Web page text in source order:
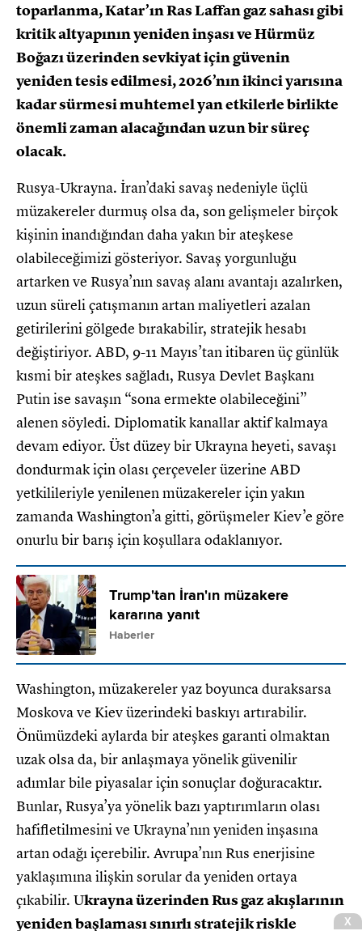
toparlanma, Katar’ın Ras Laffan gaz sahası gibi
kritik altyapının yeniden inşası ve Hürmüz
Boğazı üzerinden sevkiyat için güvenin
yeniden tesis edilmesi, 2026’nın ikinci yarısına
kadar sürmesi muhtemel yan etkilerle birlikte
önemli zaman alacağından uzun bir süreç
olacak.
Rusya-Ukrayna. İran’daki savaş nedeniyle üçlü
müzakereler durmuş olsa da, son gelişmeler birçok
kişinin inandığından daha yakın bir ateşkese
olabileceğimizi gösteriyor. Savaş yorgunluğu
artarken ve Rusya’nın savaş alanı avantajı azalırken,
uzun süreli çatışmanın artan maliyetleri azalan
getirilerini gölgede bırakabilir, stratejik hesabı
değiştiriyor. ABD, 9-11 Mayıs’tan itibaren üç günlük
kısmi bir ateşkes sağladı, Rusya Devlet Başkanı
Putin ise savaşın “sona ermekte olabileceğini”
alenen söyledi. Diplomatik kanallar aktif kalmaya
devam ediyor. Üst düzey bir Ukrayna heyeti, savaşı
dondurmak için olası çerçeveler üzerine ABD
yetkilileriyle yenilenen müzakereler için yakın
zamanda Washington’a gitti, görüşmeler Kiev’e göre
onurlu bir barış için koşullara odaklanıyor.
Trump'tan İran'ın müzakere
kararına yanıt
Haberler
Washington, müzakereler yaz boyunca duraksarsa
Moskova ve Kiev üzerindeki baskıyı artırabilir.
Önümüzdeki aylarda bir ateşkes garanti olmaktan
uzak olsa da, bir anlaşmaya yönelik güvenilir
adımlar bile piyasalar için sonuçlar doğuracaktır.
Bunlar, Rusya’ya yönelik bazı yaptırımların olası
hafifletilmesini ve Ukrayna’nın yeniden inşasına
artan odağı içerebilir. Avrupa’nın Rus enerjisine
yaklaşımına ilişkin sorular da yeniden ortaya
çıkabilir. Ukrayna üzerinden Rus gaz akışlarının
yeniden başlaması sınırlı stratejik riskle
X